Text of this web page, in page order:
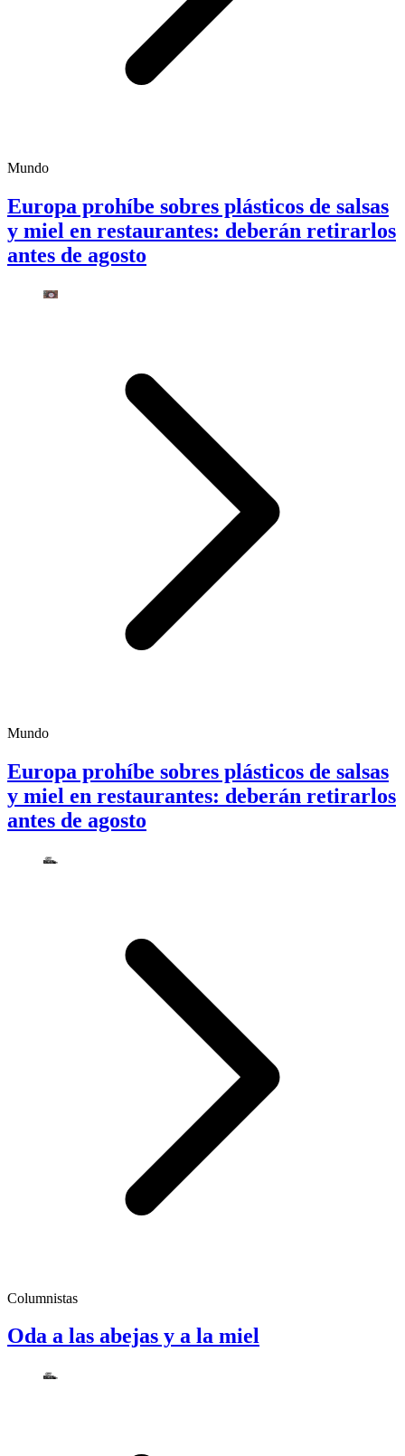
Mundo
Europa prohíbe sobres plásticos de salsas
y miel en restaurantes: deberán retirarlos
antes de agosto
Mundo
Europa prohíbe sobres plásticos de salsas
y miel en restaurantes: deberán retirarlos
antes de agosto
Columnistas
Oda a las abejas y a la miel